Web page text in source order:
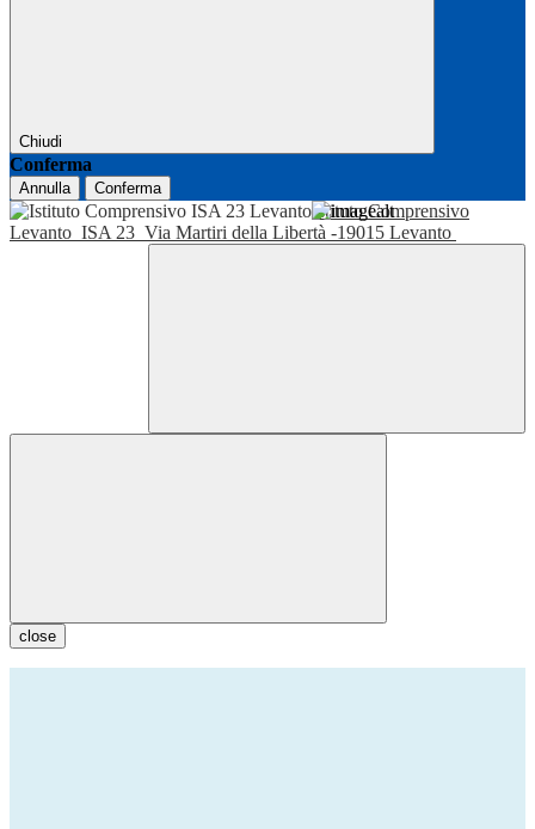
Chiudi
Conferma
Annulla Conferma
Istituto Comprensivo
Levanto ISA 23 Via Martiri della Libertà -19015 Levanto
close